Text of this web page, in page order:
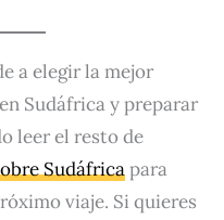
a elegir la mejor
Sudáfrica y preparar
leer el resto de
Sudáfricapara
viaje. Si quieres